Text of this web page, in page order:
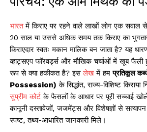
भारतमें किराए पर रहने वाले लाखों लोग एक सवाल
20 साल या उससे अधिक समय तक किराए का
किराएदार स्वतः मकान मालिक बन जाता है? यह
व्हाट्सएप फॉरवर्ड्स और मौखिक चर्चाओं में खूब
रूप से क्या हकीकत है? इसलेख में हमप्रतिकूल
Possession) के सिद्धांत, राज्य-विशिष्ट किराया
सुप्रीम कोर्ट के फैसलों के आधार पर पूरी सच्चाई
कानूनी दस्तावेजों, जजमेंट्स और विशेषज्ञों से
स्पष्ट, तथ्य-आधारित जानकारी मिले।